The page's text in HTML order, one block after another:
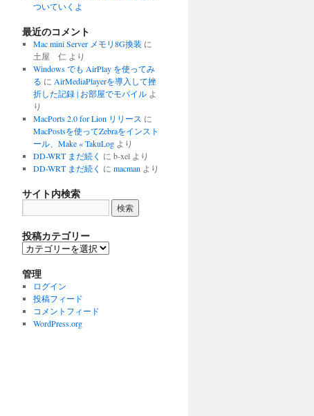
ついていくよ
最近のコメント
Mac mini Server メモリ8G換装 に
土屋 仁 より
Windows でも AirPlay を使ってみ
る に AirMediaPlayerを導入して挫
折した記録 | お部屋でモバイルよ
り
MacPorts 2.0 for Lion リリース に
MacPostsを使ってZebraをインスト
ール、Make « TakuLogより
DD-WRT まだ続く に b-xelより
DD-WRT まだ続く に macman より
サイト内検索
投稿カテゴリー
投
カ
テ
ゴ
リ
ー
管理
ログイン
投稿フィード
コメントフィード
WordPress.org